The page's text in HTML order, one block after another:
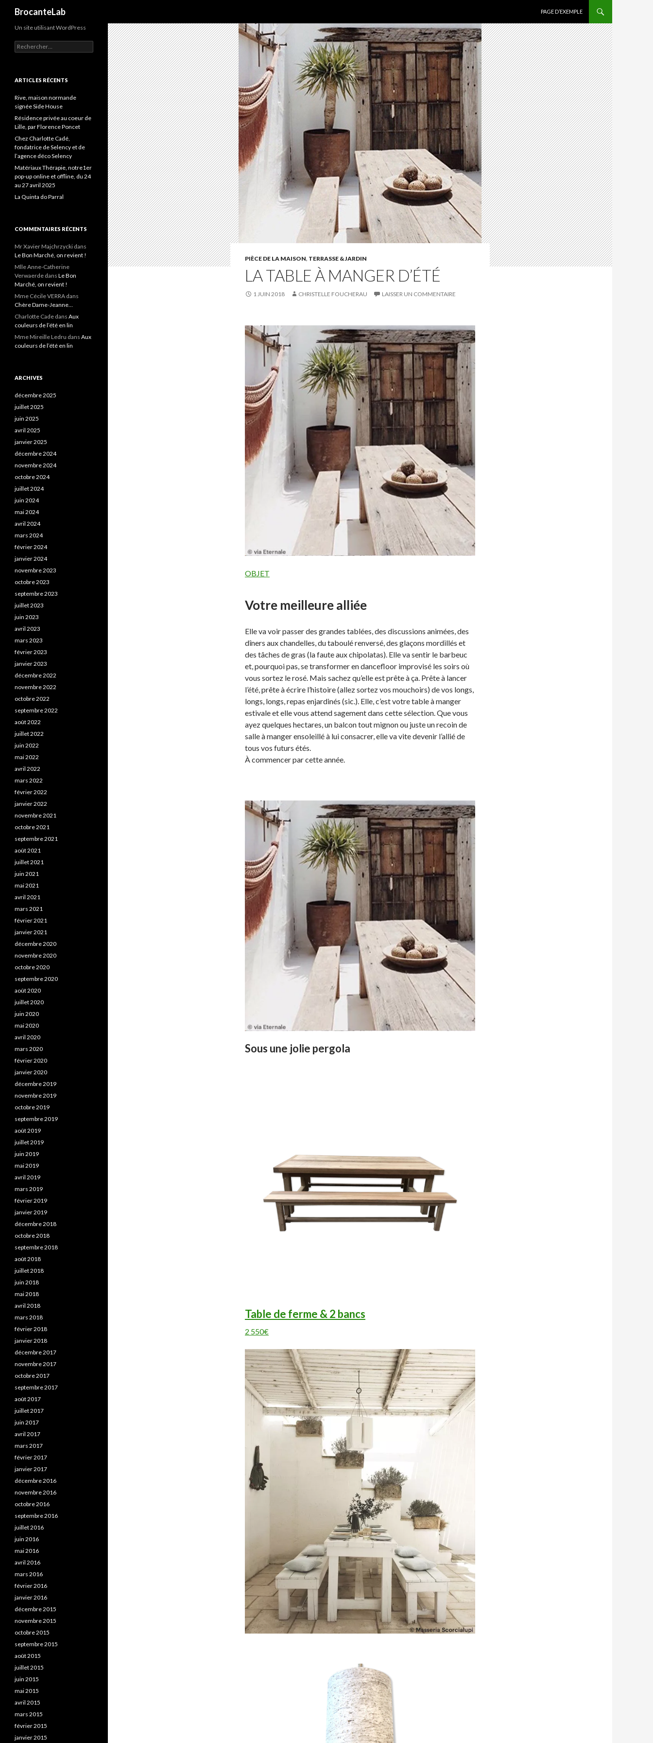
BrocanteLab
PAGE D’EXEMPLE
PIÈCE DE LA MAISON, TERRASSE & JARDIN
LA TABLE À MANGER D’ÉTÉ
1 JUIN 2018 CHRISTELLE FOUCHERAU LAISSER UN COMMENTAIRE
OBJET
Votre meilleure alliée
Elle va voir passer des grandes tablées, des discussions animées, des
dîners aux chandelles, du taboulé renversé, des glaçons mordillés et
des tâches de gras (la faute aux chipolatas). Elle va sentir le barbeuc
et, pourquoi pas, se transformer en dancefloor improvisé les soirs où
vous sortez le rosé. Mais sachez qu’elle est prête à ça. Prête à lancer
l’été, prête à écrire l’histoire (allez sortez vos mouchoirs) de vos longs,
longs, longs, repas enjardinés (sic.). Elle, c’est votre table à manger
estivale et elle vous attend sagement dans cette sélection. Que vous
ayez quelques hectares, un balcon tout mignon ou juste un recoin de
salle à manger ensoleillé à lui consacrer, elle va vite devenir l’allié de
tous vos futurs étés.
À commencer par cette année.
Sous une jolie pergola
Table de ferme & 2 bancs
2 550€
Un site utilisant WordPress
Rechercher :
ARTICLES RÉCENTS
Rive, maison normande
signée Side House
Résidence privée au coeur de
Lille, par Florence Poncet
Chez Charlotte Cadé,
fondatrice de Selency et de
l’agence déco Selency
Matériaux Thérapie, notre1er
pop-up online et offline, du 24
au 27 avril 2025
La Quinta do Parral
COMMENTAIRES RÉCENTS
Mr Xavier Majchrzycki dans
Le Bon Marché, on revient !
Mlle Anne-Catherine
Verwaerde dans Le Bon
Marché, on revient !
Mme Cécile VERRA dans
Chère Dame-Jeanne…
Charlotte Cade dans Aux
couleurs de l’été en lin
Mme Mireille Ledru dans Aux
couleurs de l’été en lin
ARCHIVES
décembre 2025
juillet 2025
juin 2025
avril 2025
janvier 2025
décembre 2024
novembre 2024
octobre 2024
juillet 2024
juin 2024
mai 2024
avril 2024
mars 2024
février 2024
janvier 2024
novembre 2023
octobre 2023
septembre 2023
juillet 2023
juin 2023
avril 2023
mars 2023
février 2023
janvier 2023
décembre 2022
novembre 2022
octobre 2022
septembre 2022
août 2022
juillet 2022
juin 2022
mai 2022
avril 2022
mars 2022
février 2022
janvier 2022
novembre 2021
octobre 2021
septembre 2021
août 2021
juillet 2021
juin 2021
mai 2021
avril 2021
mars 2021
février 2021
janvier 2021
décembre 2020
novembre 2020
octobre 2020
septembre 2020
août 2020
juillet 2020
juin 2020
mai 2020
avril 2020
mars 2020
février 2020
janvier 2020
décembre 2019
novembre 2019
octobre 2019
septembre 2019
août 2019
juillet 2019
juin 2019
mai 2019
avril 2019
mars 2019
février 2019
janvier 2019
décembre 2018
octobre 2018
septembre 2018
août 2018
juillet 2018
juin 2018
mai 2018
avril 2018
mars 2018
février 2018
janvier 2018
décembre 2017
novembre 2017
octobre 2017
septembre 2017
août 2017
juillet 2017
juin 2017
avril 2017
mars 2017
février 2017
janvier 2017
décembre 2016
novembre 2016
octobre 2016
septembre 2016
juillet 2016
juin 2016
mai 2016
avril 2016
mars 2016
février 2016
janvier 2016
décembre 2015
novembre 2015
octobre 2015
septembre 2015
août 2015
juillet 2015
juin 2015
mai 2015
avril 2015
mars 2015
février 2015
janvier 2015